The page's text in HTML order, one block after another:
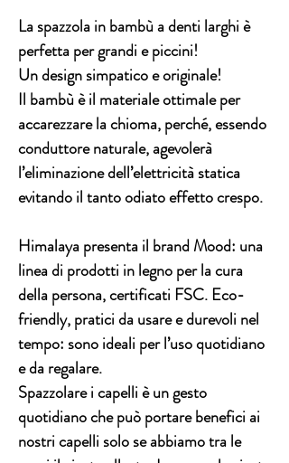
La spazzola in bambù a denti larghi è
perfetta per grandi e piccini!
Un design simpatico e originale!
Il bambùè il materiale ottimale per
accarezzare la chioma, perché, essendo
conduttore naturale, agevolerà
l’eliminazione dell’elettricità statica
evitando il tanto odiato effetto crespo.
Himalaya presenta il brand Mood: una
linea di prodotti in legno per la cura
della persona, certificati FSC. Eco-
friendly, pratici da usare e durevoli nel
tempo: sono ideali per l’uso quotidiano
e da regalare.
Spazzolare i capelli è un gesto
quotidiano che può portare benefici ai
nostri capelli solo se abbiamo tra le